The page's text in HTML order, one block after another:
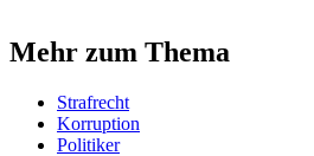
Mehr zum Thema
Strafrecht
Korruption
Politiker